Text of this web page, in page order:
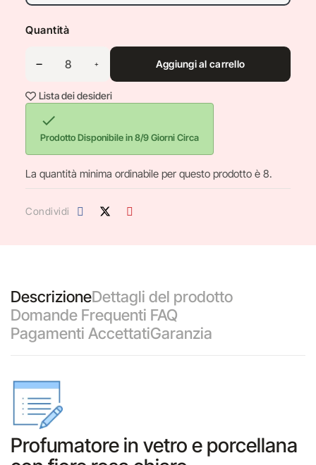
Quantità
Aggiungi al carrello
Lista dei desideri

Prodotto Disponibile in 8/9 Giorni Circa
La quantità minima ordinabile per questo prodotto è 8.
Condividi
DescrizioneDettagli del prodotto
Domande Frequenti FAQ
Pagamenti AccettatiGaranzia
Profumatore in vetro e porcellana